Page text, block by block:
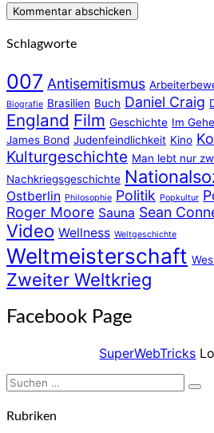
Schlagworte
007 Antisemitismus
Biografie Brasilien Buch Daniel Craig
England Film Geschichte Im
James Bond Judenfeindlichkeit Kino
Kulturgeschichte Man lebt nur
Nachkriegsgeschichte
Ostberlin Philosophie Politik Popkultur
Roger Moore Sauna Sean
Video Wellness Weltgeschichte
Weltmeisterschaft
Zweiter Weltkrieg
Facebook Page
SuperWebTricks
Suchen
Rubriken